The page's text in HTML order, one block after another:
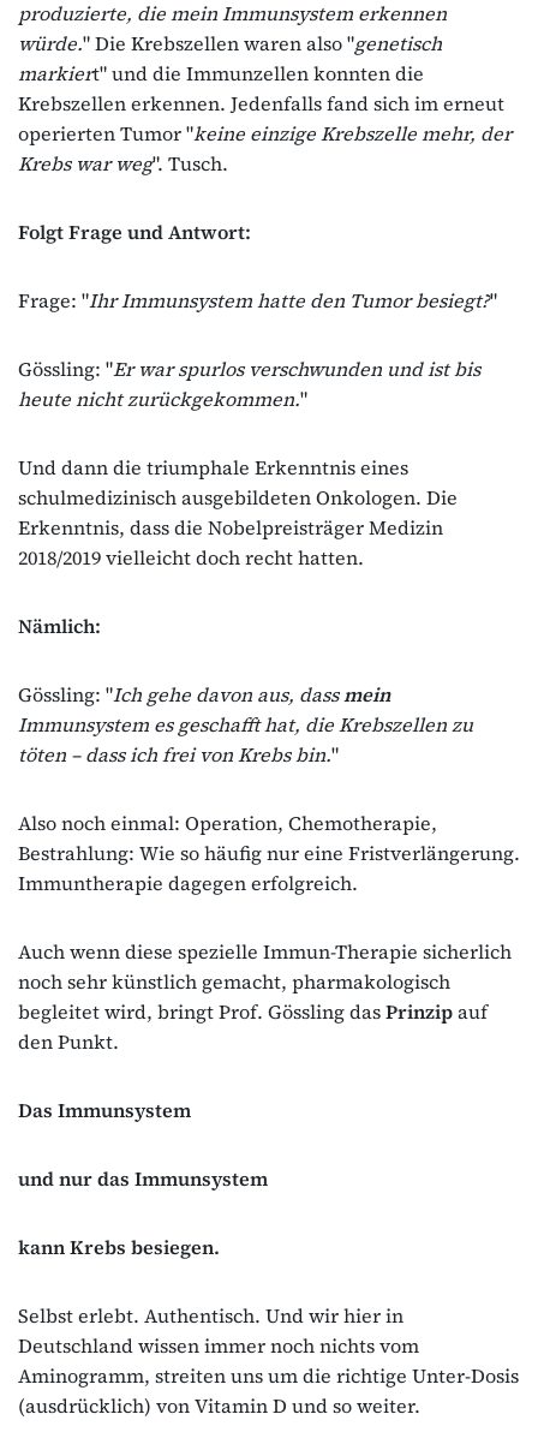
produzierte, die mein Immunsystem erkennen
würde." Die Krebszellen waren also "genetisch
markiert" und die Immunzellen konnten die
Krebszellen erkennen. Jedenfalls fand sich im erneut
operierten Tumor "keine einzige Krebszelle mehr, der
Krebs war weg". Tusch.
Folgt Frage und Antwort:
Frage: "Ihr Immunsystem hatte den Tumor besiegt?"
Gössling: "Er war spurlos verschwunden und ist bis
heute nicht zurückgekommen."
Und dann die triumphale Erkenntnis eines
schulmedizinisch ausgebildeten Onkologen. Die
Erkenntnis, dass die Nobelpreisträger Medizin
2018/2019 vielleicht doch recht hatten.
Nämlich:
Gössling: "Ich gehe davon aus, dassmein
Immunsystem es geschafft hat, die Krebszellen zu
töten – dass ich frei von Krebs bin."
Also noch einmal: Operation, Chemotherapie,
Bestrahlung: Wie so häufig nur eine Fristverlängerung.
Immuntherapie dagegen erfolgreich.
Auch wenn diese spezielle Immun-Therapie sicherlich
noch sehr künstlich gemacht, pharmakologisch
begleitet wird, bringt Prof. Gössling dasPrinzipauf
den Punkt.
Das Immunsystem
und nur das Immunsystem
kann Krebs besiegen.
Selbst erlebt. Authentisch. Und wir hier in
Deutschland wissen immer noch nichts vom
Aminogramm, streiten uns um die richtige Unter-Dosis
(ausdrücklich) von Vitamin D und so weiter.